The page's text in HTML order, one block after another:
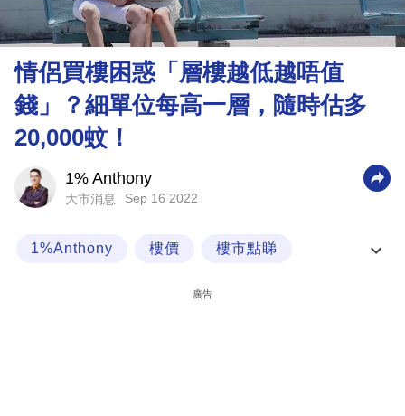
市
理
財
商
業
科
技
情侶買樓困惑「層樓越低越唔值
錢」？細單位每高一層，隨時估多
20,000蚊！
1% Anthony
大市消息 Sep 16 2022
1%Anthony 樓價 樓市點睇
廣告